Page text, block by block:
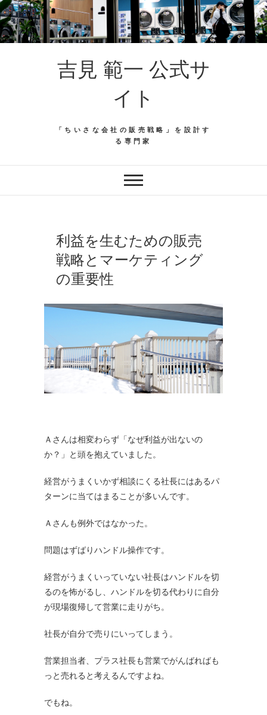
吉見 範一 公式サ
イト
「ちいさな会社の販売戦略」を設計す
る専門家
利益を生むための販売
戦略とマーケティング
の重要性
Ａさんは相変わらず「なぜ利益が出ないの
か？」と頭を抱えていました。
経営がうまくいかず相談にくる社長にはあるパ
ターンに当てはまることが多いんです。
Ａさんも例外ではなかった。
問題はずばりハンドル操作です。
経営がうまくいっていない社長はハンドルを切
るのを怖がるし、ハンドルを切る代わりに自分
が現場復帰して営業に走りがち。
社長が自分で売りにいってしまう。
営業担当者、プラス社長も営業でがんばればも
っと売れると考えるんですよね。
でもね。